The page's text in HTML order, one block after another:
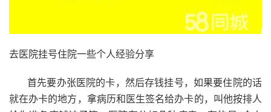
去医院挂号住院一些个人经验分享
首先要办张医院的卡，然后存钱挂号，如果要住院的话
就在办卡的地方，拿病历和医生签名给办卡的，叫他按排人